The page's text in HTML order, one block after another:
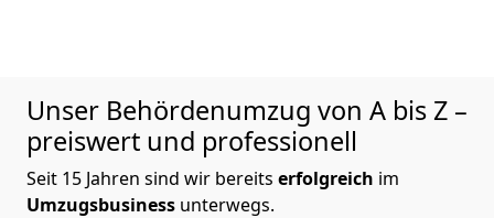
Unser Behördenumzug von A bis Z –
preiswert und professionell
Seit 15 Jahren sind wir bereits erfolgreich im
Umzugsbusiness unterwegs.